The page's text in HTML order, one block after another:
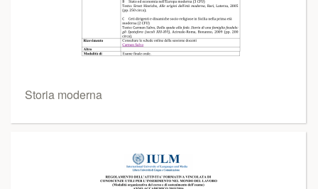
Storia moderna